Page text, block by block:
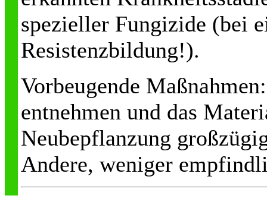
spezieller Fungizide (bei
Resistenzbildung!).
Vorbeugende
entnehmen und das
Neubepflanzung
Andere, weniger